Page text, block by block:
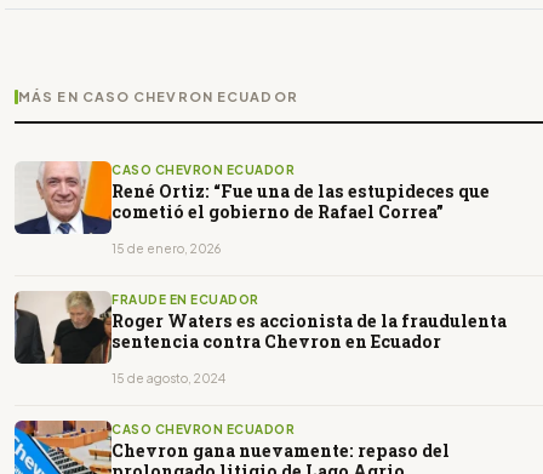
MÁS EN CASO CHEVRON ECUADOR
CASO CHEVRON ECUADOR
René Ortiz: “Fue una de las estupideces que
cometió el gobierno de Rafael Correa”
15 de enero, 2026
FRAUDE EN ECUADOR
Roger Waters es accionista de la fraudulenta
sentencia contra Chevron en Ecuador
15 de agosto, 2024
CASO CHEVRON ECUADOR
Chevron gana nuevamente: repaso del